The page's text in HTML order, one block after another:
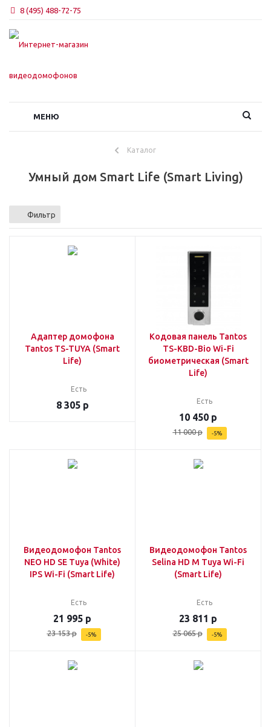
8 (495) 488-72-75
МЕНЮ
Каталог
Умный дом Smart Life (Smart Living)
Фильтр
Адаптер домофона
Tantos TS-TUYA (Smart
Life)
Есть
8 305р
Кодовая панель Tantos
TS-KBD-Bio Wi-Fi
биометрическая (Smart
Life)
Есть
10 450 р
11 000р -5%
Видеодомофон Tantos
NEO HD SE Tuya (White)
IPS Wi-Fi (Smart Life)
Есть
21 995 р
23 153р -5%
Видеодомофон Tantos
Selina HD M Tuya Wi-Fi
(Smart Life)
Есть
23 811 р
25 065р -5%